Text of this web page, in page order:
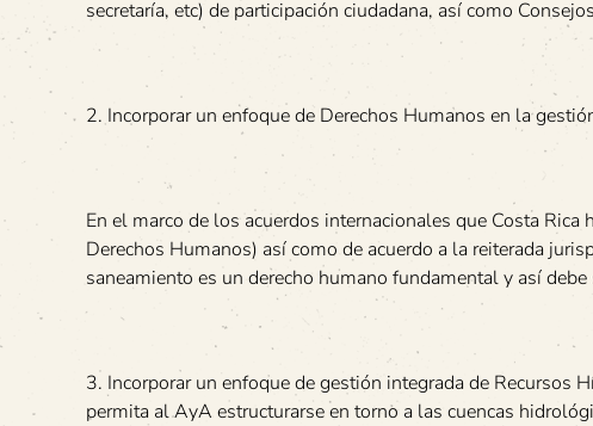
secretaría, etc) de participación ciudadana, así como
2. Incorporar un enfoque de Derechos Humanos en la
En el marco de los acuerdos internacionales que Costa
Derechos Humanos) así como de acuerdo a la reiterada
saneamiento es un derecho humano fundamental y así
3. Incorporar un enfoque de gestión integrada de Recursos
permita al AyA estructurarse en torno a las cuencas